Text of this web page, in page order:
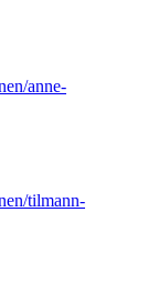
anne-
tilmann-